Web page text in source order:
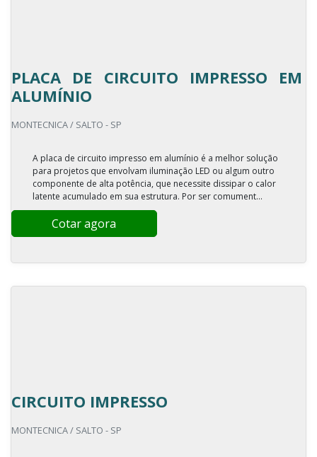
PLACA DE CIRCUITO IMPRESSO EM
ALUMÍNIO
MONTECNICA / SALTO - SP
A placa de circuito impresso em alumínio é a melhor solução
para projetos que envolvam iluminação LED ou algum outro
componente de alta potência, que necessite dissipar o calor
latente acumulado em sua estrutura. Por ser comument...
Cotar agora
CIRCUITO IMPRESSO
MONTECNICA / SALTO - SP